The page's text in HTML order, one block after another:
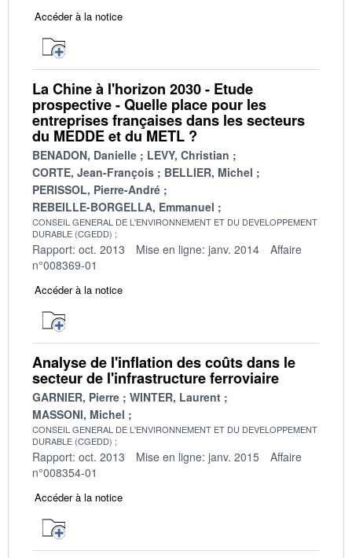
Accéder à la notice
La Chine à l'horizon 2030 - Etude
prospective - Quelle place pour les
entreprises françaises dans les secteurs
du MEDDE et du METL ?
BENADON, Danielle
LEVY, Christian
CORTE, Jean-François
BELLIER, Michel
PERISSOL, Pierre-André
REBEILLE-BORGELLA, Emmanuel
CONSEIL GENERAL DE L'ENVIRONNEMENT ET DU DEVELOPPEMENT
DURABLE (CGEDD)
Rapport: oct. 2013 Mise en ligne: janv. 2014
Affaire
n°008369-01
Accéder à la notice
Analyse de l'inflation des coûts dans le
secteur de l'infrastructure ferroviaire
GARNIER, Pierre
WINTER, Laurent
MASSONI, Michel
CONSEIL GENERAL DE L'ENVIRONNEMENT ET DU DEVELOPPEMENT
DURABLE (CGEDD)
Rapport: oct. 2013 Mise en ligne: janv. 2015
Affaire
n°008354-01
Accéder à la notice